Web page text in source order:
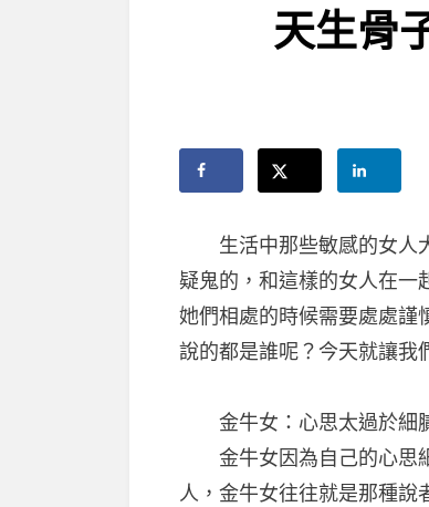
天生骨
生活中那些敏感的女人大
疑鬼的，和這樣的女人在一
她們相處的時候需要處處謹
說的都是誰呢？今天就讓我
金牛女：心思太過於細
金牛女因為自己的心思細
人，金牛女往往就是那種說